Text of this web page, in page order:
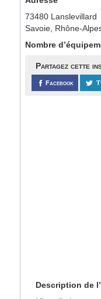
73480 Lanslevillard
Savoie, Rhône-
Nombre
Partagez cette
Facebook
Description de